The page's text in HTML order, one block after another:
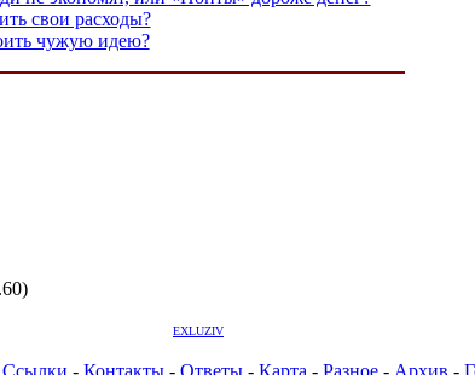
свои расходы?
чужую идею?
EXLUZIV
Ссылки - Контакты - Ответы - Карта - Разное - Архив -